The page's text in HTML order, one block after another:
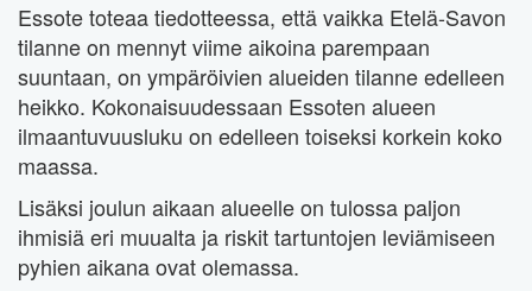
Essote toteaa tiedotteessa, että vaikka Etelä-Savon
tilanne on mennyt viime aikoina parempaan
suuntaan, on ympäröivien alueiden tilanne edelleen
heikko. Kokonaisuudessaan Essoten alueen
ilmaantuvuusluku on edelleen toiseksi korkein koko
maassa.
Lisäksi joulun aikaan alueelle on tulossa paljon
ihmisiä eri muualta ja riskit tartuntojen leviämiseen
pyhien aikana ovat olemassa.